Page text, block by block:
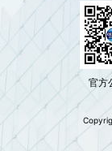
官方